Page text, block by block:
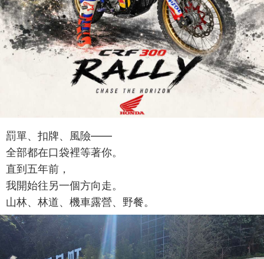
罰單、扣牌、風險——
全部都在口袋裡等著你。
直到五年前，
我開始往另一個方向走。
山林、林道、機車露營、野餐。